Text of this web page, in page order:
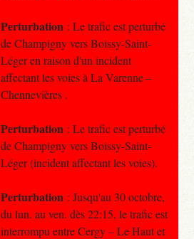
Perturbation : Le trafic est perturbé
de Champigny vers Boissy-Saint-
Léger en raison d'un incident
affectant les voies à La Varenne –
Chennevières .
Perturbation : Le trafic est perturbé
de Champigny vers Boissy-Saint-
Léger (incident affectant les voies).
Perturbation : Jusqu'au 30 octobre,
du lun. au ven. dès 22:15, le trafic est
interrompu entre Cergy – Le Haut et